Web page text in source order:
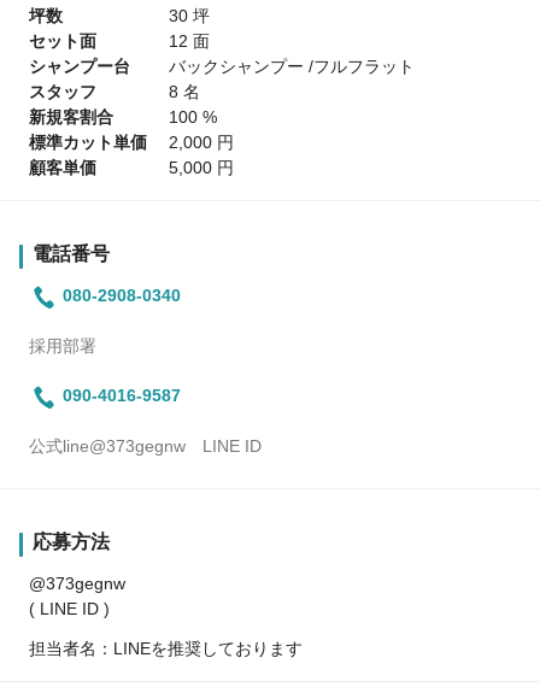
坪数
30 坪
セット面
12 面
シャンプー台
バックシャンプー /フルフラット
スタッフ
8 名
新規客割合
100 %
標準カット単価
2,000 円
顧客単価
5,000 円
電話番号
080-2908-0340
採用部署
090-4016-9587
公式line@373gegnw LINE ID
応募方法
@373gegnw
( LINE ID )
担当者名：LINEを推奨しております